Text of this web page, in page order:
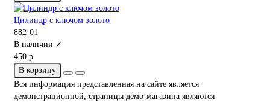
Цилиндр с ключом золото
882-01
В наличии ✓
450 р
В корзину
Вся информация представленная на сайте является
демонстрационной, страницы демо-магазина являются